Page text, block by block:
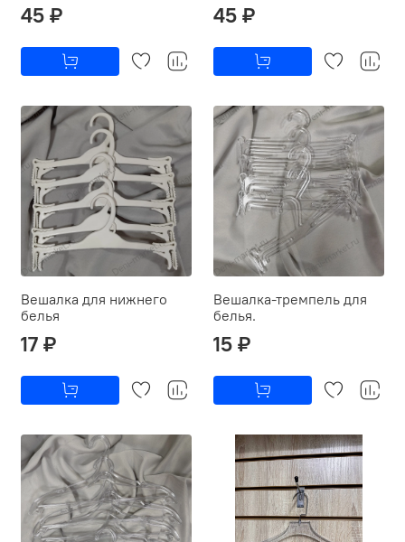
45 ₽ 45 ₽
Вешалка для нижнего
белья
17 ₽
Вешалка-тремпель для
белья.
15 ₽